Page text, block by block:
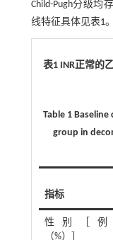
Child-Pugh分级均
线特征具体见表1。
表1 INR正常的
Table 1
group in
指标
性别［例
（%）］